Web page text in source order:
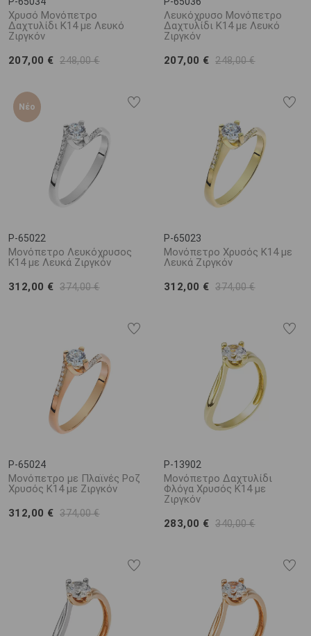
Χρυσό Μονόπετρο
Δαχτυλίδι Κ14 με Λευκό
Ζιργκόν
207,00 € 248,00 €
Λευκόχρυσο Μονόπετρο
Δαχτυλίδι Κ14 με Λευκό
Ζιργκόν
207,00 € 248,00 €
Νέο
P-65022
Μονόπετρο Λευκόχρυσος
Κ14 με Λευκά Ζιργκόν
312,00 € 374,00 €
P-65023
Μονόπετρο Χρυσός Κ14 με
Λευκά Ζιργκόν
312,00 € 374,00 €
P-65024
Μονόπετρο με Πλαϊνές Ροζ
Χρυσός Κ14 με Ζιργκόν
312,00 € 374,00 €
P-13902
Μονόπετρο Δαχτυλίδι
Φλόγα Χρυσός Κ14 με
Ζιργκόν
283,00 € 340,00 €